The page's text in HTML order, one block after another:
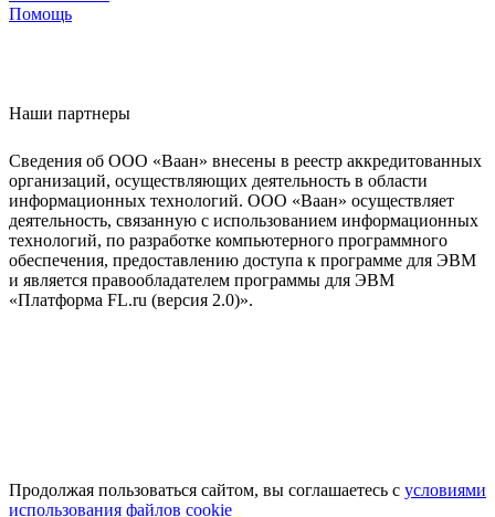
Помощь
Наши партнеры
Сведения об ООО «Ваан» внесены в реестр аккредитованных
организаций, осуществляющих деятельность в области
информационных технологий. ООО «Ваан» осуществляет
деятельность, связанную с использованием информационных
технологий, по разработке компьютерного программного
обеспечения, предоставлению доступа к программе для ЭВМ
и является правообладателем программы для ЭВМ
«Платформа FL.ru (версия 2.0)».
Продолжая пользоваться сайтом, вы соглашаетесь с условиями
использования файлов cookie